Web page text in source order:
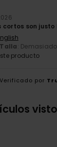
cortos son
Talla:
producto
Verificado por